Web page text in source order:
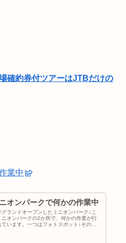
確約券付ツアーはJTBだけの
業中
オンパークで何かの作業中
グランドオープンしたミニオンパーク↓こ
ニオンパークの2か所で、何かの作業が行
ています。一つはフォトスポット↓そのエ